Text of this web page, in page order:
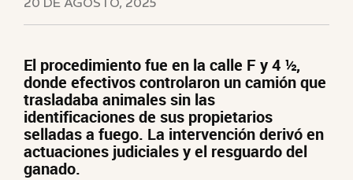
El procedimiento fue en la calle F y 4 ½,
donde efectivos controlaron un camión que
trasladaba animales sin las
identificaciones de sus propietarios
selladas a fuego. La intervención derivó en
actuaciones judiciales y el resguardo del
ganado.